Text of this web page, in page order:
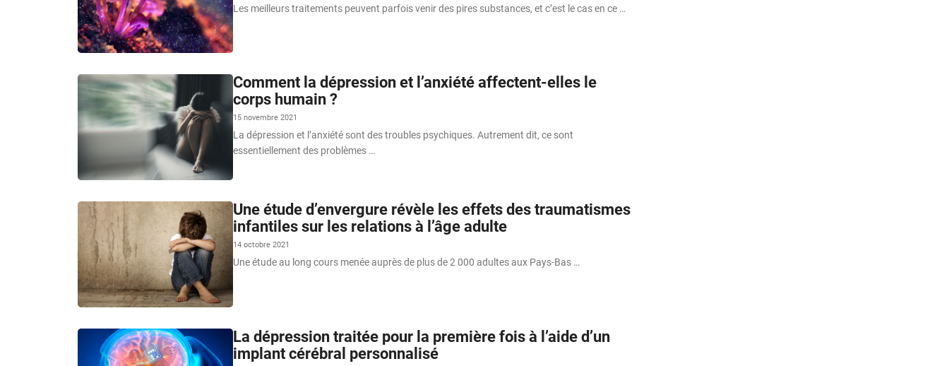
Les meilleurs traitements peuvent parfois venir des pires substances, et c’est le cas en ce …
Comment la dépression et l’anxiété affectent-elles le
corps humain ?
15 novembre 2021
La dépression et l’anxiété sont des troubles psychiques. Autrement dit, ce sont
essentiellement des problèmes …
Une étude d’envergure révèle les effets des traumatismes
infantiles sur les relations à l’âge adulte
14 octobre 2021
Une étude au long cours menée auprès de plus de 2 000 adultes aux Pays-Bas …
La dépression traitée pour la première fois à l’aide d’un
implant cérébral personnalisé